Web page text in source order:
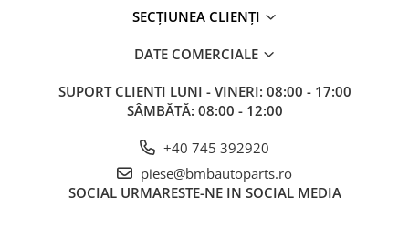
SECȚIUNEA CLIENȚI
DATE COMERCIALE
SUPORT CLIENTI LUNI - VINERI: 08:00 - 17:00
SÂMBĂTĂ: 08:00 - 12:00
+40 745 392920
piese@bmbautoparts.ro
SOCIAL URMARESTE-NE IN SOCIAL MEDIA